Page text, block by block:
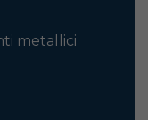
metallici